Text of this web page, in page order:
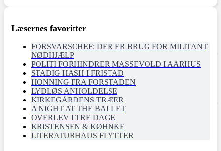
Læsernes favoritter
FORSVARSCHEF: DER ER BRUG FOR MILITANT
NØDHJÆLP
POLITI FORHINDRER MASSEVOLD I AARHUS
STADIG HASH I FRISTAD
HONNING FRA FORSTADEN
LYDLØS ANHOLDELSE
KIRKEGÅRDENS TRÆER
A NIGHT AT THE BALLET
OVERLEV I TRE DAGE
KRISTENSEN & KØHNKE
LITERATURHAUS FLYTTER